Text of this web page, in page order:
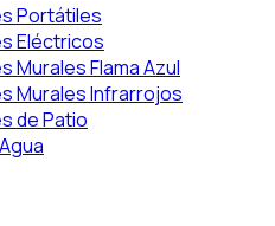
Portátiles
Eléctricos
Murales Flama Azul
Murales Infrarrojos
de Patio